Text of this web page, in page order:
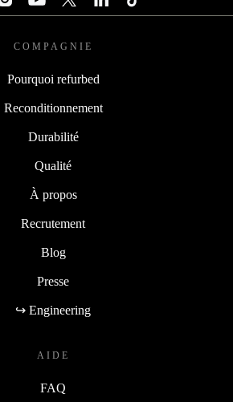
COMPAGNIE
Pourquoi refurbed
Reconditionnement
Durabilité
Qualité
À propos
Recrutement
Blog
Presse
↪ Engineering
AIDE
FAQ